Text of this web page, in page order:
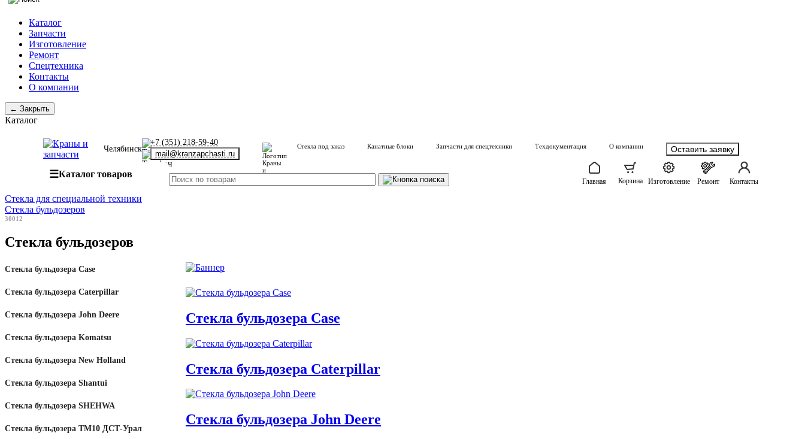
Каталог
Запчасти
Изготовление
Ремонт
Спецтехника
Контакты
О компании
← Закрыть
Каталог
Челябинск
+7 (351) 218-59-40
mail@kranzapchasti.ru
Стекла под заказ Канатные блоки Запчасти для спецтехники Техдокументация О компании Оставить заявку
☰Каталог товаров
Главная Корзина Изготовление Ремонт Контакты
Стекла для специальной техники
Стекла бульдозеров
30012
Стекла бульдозеров
Стекла бульдозера Case
Стекла бульдозера Caterpillar
Стекла бульдозера John Deere
Стекла бульдозера Komatsu
Стекла бульдозера New Holland
Стекла бульдозера Shantui
Стекла бульдозера SHEHWA
Стекла бульдозера ТМ10 ДСТ-Урал
Стекла бульдозера Case
Стекла бульдозера Caterpillar
Стекла бульдозера John Deere